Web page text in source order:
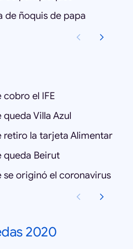
de ñoquis de papa
cobro el IFE
queda Villa Azul
retiro la tarjeta Alimentar
queda Beirut
se originó el coronavirus
2020